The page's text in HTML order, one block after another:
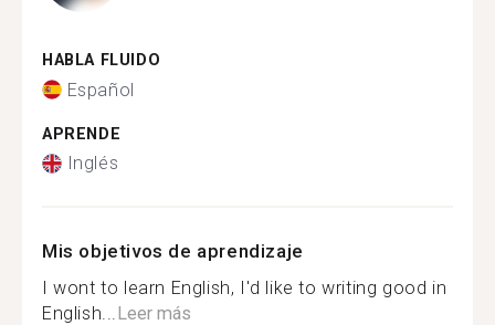
HABLA FLUIDO
Español
APRENDE
Inglés
Mis objetivos de aprendizaje
I wont to learn English, I'd like to writing good in
English...Leer más